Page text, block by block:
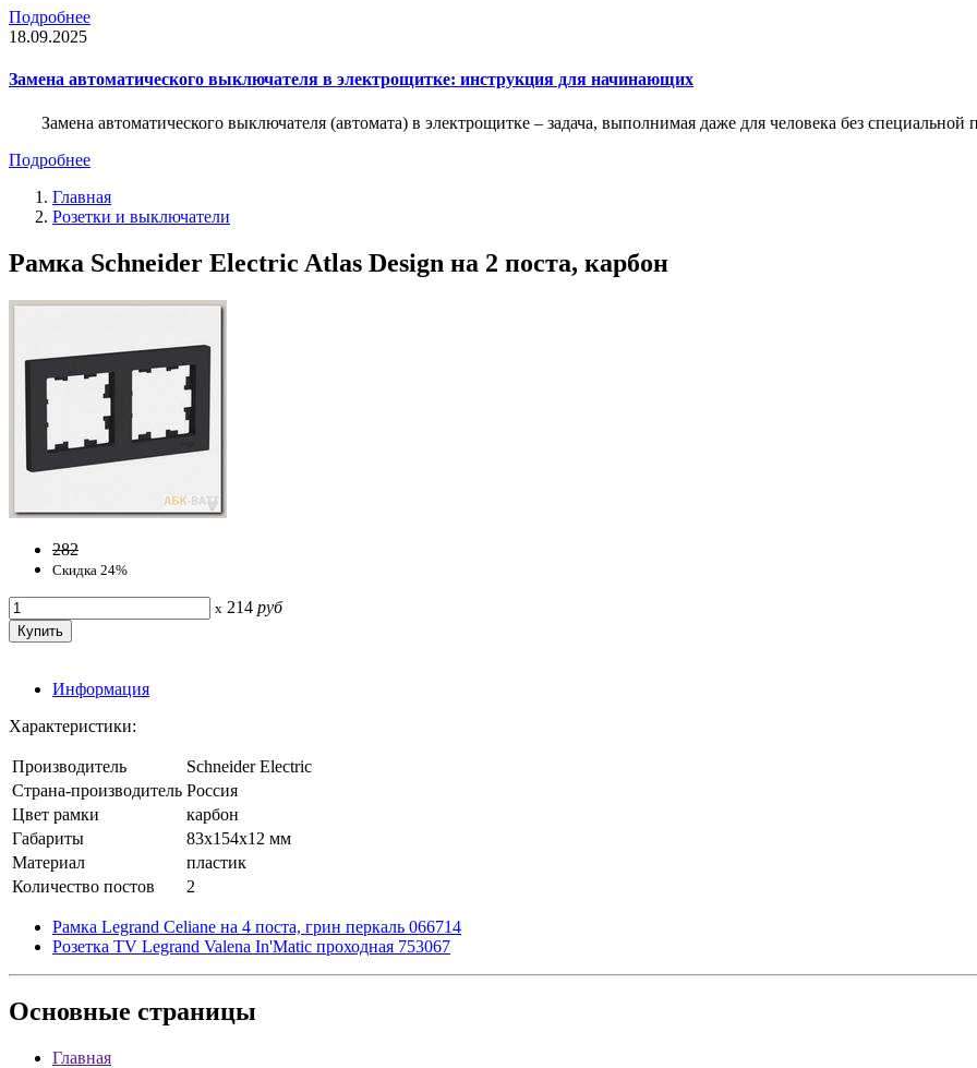
Подробнее
18.09.2025
Замена автоматического выключателя в электрощитке: инструкция для начинающих
Замена автоматического выключателя (автомата) в электрощитке – задача, выполнимая даже для человека без специальной
Подробнее
Главная
Розетки и выключатели
Рамка Schneider Electric Atlas Design на 2 поста, карбон
282
Скидка 24%
x 214 руб
Информация
Характеристики:
Производитель
Schneider Electric
Страна-производитель Россия
Цвет рамки
карбон
Габариты
83x154x12 мм
Материал
пластик
Количество постов
2
Рамка Legrand Celiane на 4 поста, грин перкаль 066714
Розетка TV Legrand Valena In'Matic проходная 753067
Основные страницы
Главная